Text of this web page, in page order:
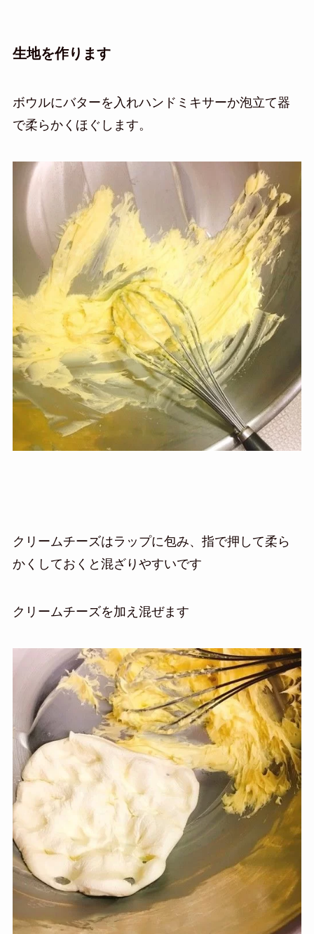
生地を作ります
ボウルにバターを入れハンドミキサーか泡立て器
で柔らかくほぐします。
クリームチーズはラップに包み、指で押して柔ら
かくしておくと混ざりやすいです
クリームチーズを加え混ぜます